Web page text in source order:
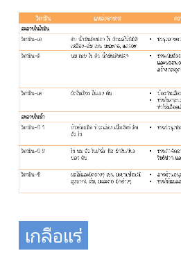
เกลือแร่